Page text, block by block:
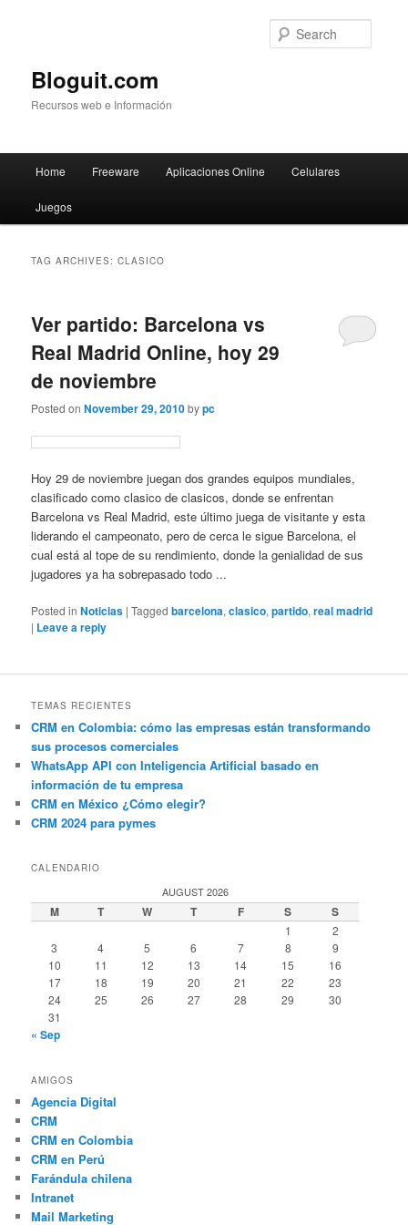
Bloguit.com
Recursos web e Información
Skip
to
Skip
to
Home Freeware Aplicaciones Online Celulares
Juegos
TAG ARCHIVES:CLASICO
Ver partido: Barcelona vs
Real Madrid Online, hoy 29
de noviembre
Posted onNovember 29, 2010bypc
Hoy 29 de noviembre juegan dos grandes equipos mundiales,
clasificado como clasico de clasicos, donde se enfrentan
Barcelona vs Real Madrid, este último juega de visitante y esta
liderando el campeonato, pero de cerca le sigue Barcelona, el
cual está al tope de su rendimiento, donde la genialidad de sus
jugadores ya ha sobrepasado todo ...
Posted in Noticias |Tagged barcelona,clasico,partido,real madrid
| Leave a reply
TEMAS RECIENTES
CRM en Colombia: cómo las empresas están transformando
sus procesos comerciales
WhatsApp API con Inteligencia Artificial basado en
información de tu empresa
CRM en México ¿Cómo elegir?
CRM 2024 para pymes
CALENDARIO
AUGUST 2026
M T W T F S S
1
2
3
4 5 6 7 8
9
10
11 12 13 14 15
16
17
18 19 20 21 22
23
24
25 26 27 28 29
30
31
« Sep
AMIGOS
Agencia Digital
CRM
CRM en Colombia
CRM en Perú
Farándula chilena
Intranet
Mail Marketing